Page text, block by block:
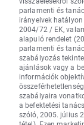
parlamenti és
irányelvek
2004/72 / EK,
alapuló rendelet
parlamenti és
szabályozás
ajánlások vagy a
információk
szabályaira
a befektetési
szóló, 2005. július